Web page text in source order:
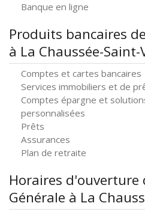
Banque en ligne
Produits bancaires
à La Chaussée-
Comptes et cartes bancaires
Services immobiliers et de
Comptes épargne et
personnalisées
Prêts
Assurances
Plan de retraite
Horaires d'ouverture
Générale à La